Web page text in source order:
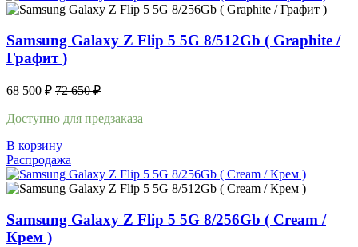
Samsung Galaxy Z Flip 5 5G 8/512Gb ( Graphite /
Графит )
68 500 ₽ 72 650₽
Доступно для предзаказа
В корзину
Распродажа
Samsung Galaxy Z Flip 5 5G 8/256Gb ( Cream /
Крем )